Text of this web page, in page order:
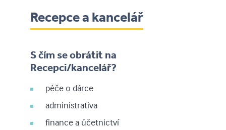
Recepce a kancelář
S čím se obrátit na
Recepci/kancelář?
péče o dárce
administrativa
finance a účetnictví